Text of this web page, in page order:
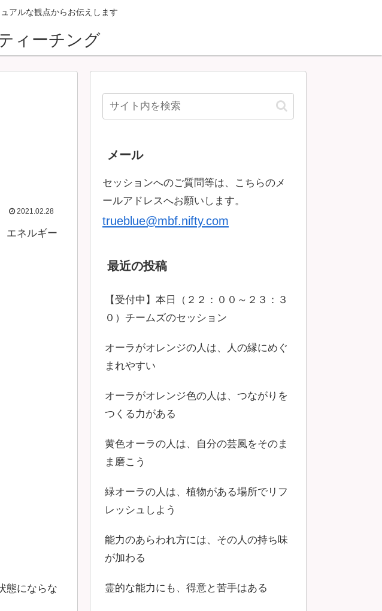
アルな観点からお伝えします
ィーチング
2021.02.28
エネルギー
態にならな
メール
セッションへのご質問等は、こちらのメ
ールアドレスへお願いします。
trueblue@mbf.nifty.com
最近の投稿
【受付中】本日（２２：００～２３：３
０）チームズのセッション
オーラがオレンジの人は、人の縁にめぐ
まれやすい
オーラがオレンジ色の人は、つながりを
つくる力がある
黄色オーラの人は、自分の芸風をそのま
ま磨こう
緑オーラの人は、植物がある場所でリフ
レッシュしよう
能力のあらわれ方には、その人の持ち味
が加わる
霊的な能力にも、得意と苦手はある